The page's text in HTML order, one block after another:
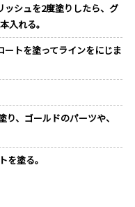
ッシュを2度塗りしたら、グ
入れる。
トを塗ってラインをにじま
、ゴールドのパーツや、
を塗る。